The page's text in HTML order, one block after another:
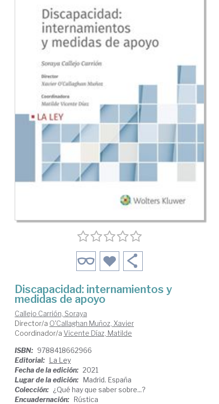
Discapacidad: internamientos y
medidas de apoyo
Callejo Carrión, Soraya
Director/a O'Callaghan Muñoz, Xavier
Coordinador/a Vicente Díaz, Matilde
ISBN: 9788418662966
Editorial: La Ley
Fecha de la edición: 2021
Lugar de la edición: Madrid. España
Colección: ¿Qué hay que saber sobre...?
Encuadernación: Rústica